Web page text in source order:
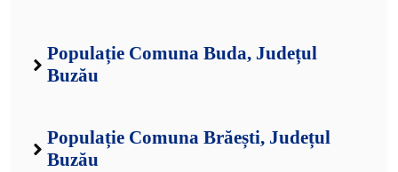
Populație Comuna Buda, Județul
Buzău
Populație Comuna Brăești, Județul
Buzău